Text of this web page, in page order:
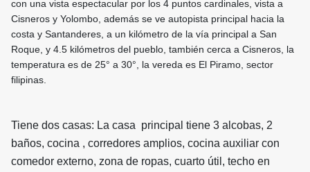
con una vista espectacular por los 4 puntos cardinales, vista a
Cisneros y Yolombo, además se ve autopista principal hacia la
costa y Santanderes, a un kilómetro de la vía principal a San
Roque, y 4.5 kilómetros del pueblo, también cerca a Cisneros, la
temperatura es de 25° a 30°, la vereda es El Piramo, sector
filipinas.
Tiene dos casas: La casa principal tiene 3 alcobas, 2
baños, cocina , corredores amplios, cocina auxiliar con
comedor externo, zona de ropas, cuarto útil, techo en